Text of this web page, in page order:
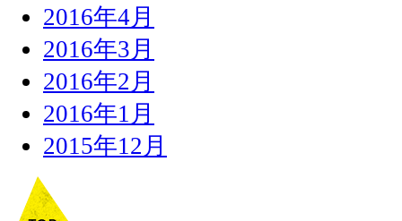
2016年4月
2016年3月
2016年2月
2016年1月
2015年12月